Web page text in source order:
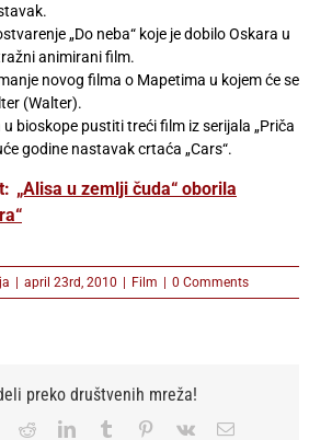
„Do neba“ koje je dobilo Oskara u
animirani film.
novog filma o Mapetima u kojem će se
(Walter).
bioskope pustiti treći film iz serijala „Priča
godine nastavak crtaća „Cars“.
„Alisa u zemlji čuda“ oborila
| april 23rd, 2010 | Film | 0 Comments
preko društvenih mreža!
RedditLinkedInTumblr Pinterest
Vk Email